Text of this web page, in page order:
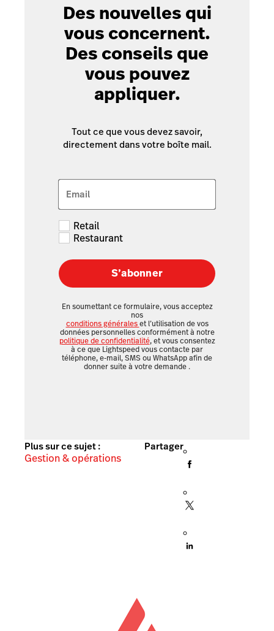
Des nouvelles qui
vous concernent.
Des conseils que
vous pouvez
appliquer.
Tout ce que vous devez savoir,
directement dans votre boîte mail.
Email
Retail
Restaurant
S’abonner
En soumettant ce formulaire, vous acceptez
nos
conditions généraleset l’utilisation de vos
données personnelles conformément à notre
politique de confidentialité, et vous consentez
à ce que Lightspeed vous contacte par
téléphone, e-mail, SMS ou WhatsApp afin de
donner suite à votre demande .
Plus sur ce sujet :
Gestion & opérations
Partager